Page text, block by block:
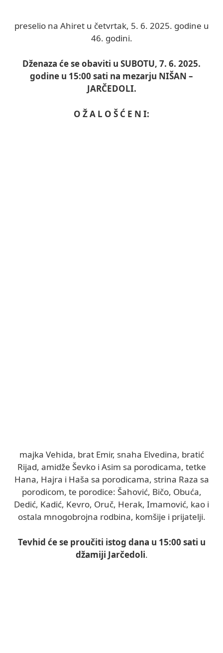
preselio na Ahiret u četvrtak, 5. 6. 2025. godine u
46. godini.
Dženaza će se obaviti u SUBOTU, 7. 6. 2025.
godine u 15:00 sati na mezarju NIŠAN –
JARČEDOLI.
O Ž A L O Š Ć E N I:
majka Vehida, brat Emir, snaha Elvedina, bratić
Rijad, amidže Ševko i Asim sa porodicama, tetke
Hana, Hajra i Haša sa porodicama, strina Raza sa
porodicom, te porodice: Šahović, Bičo, Obuća,
Dedić, Kadić, Kevro, Oruč, Herak, Imamović, kao i
ostala mnogobrojna rodbina, komšije i prijatelji.
Tevhid će se proučiti istog dana u 15:00 sati u
džamiji Jarčedoli.